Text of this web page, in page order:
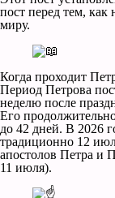
пост перед тем, как
миру.
Когда проходит
Период Петрова
неделю после
Его
до 42 дней. В 2026
традиционно 12
апостолов Петра и
11 июля).